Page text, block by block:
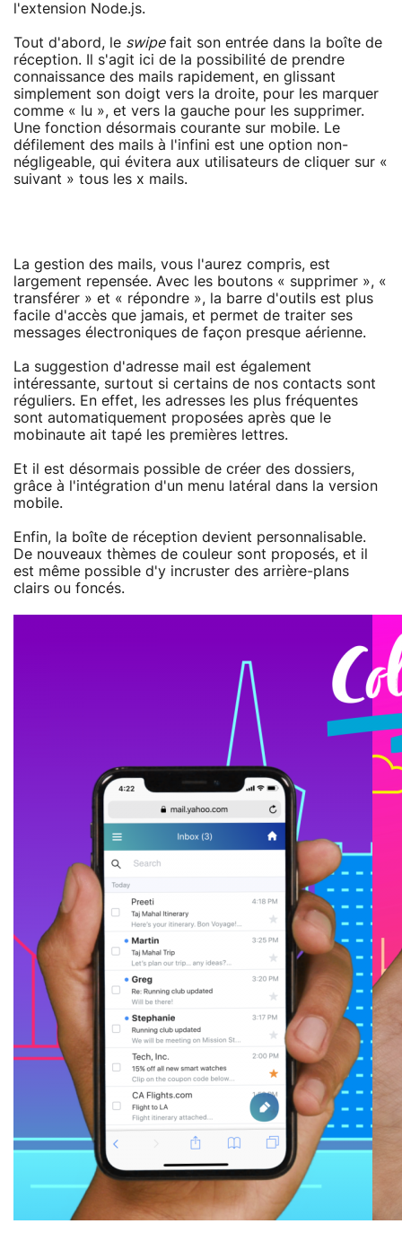
l'extension Node.js.
Tout d'abord, le swipefait son entrée dans la boîte de
réception. Il s'agit ici de la possibilité de prendre
connaissance des mails rapidement, en glissant
simplement son doigt vers la droite, pour les marquer
comme « lu », et vers la gauche pour les supprimer.
Une fonction désormais courante sur mobile. Le
défilement des mails à l'infini est une option non-
négligeable, qui évitera aux utilisateurs de cliquer sur «
suivant » tous les x mails.
La gestion des mails, vous l'aurez compris, est
largement repensée. Avec les boutons « supprimer », «
transférer » et « répondre », la barre d'outils est plus
facile d'accès que jamais, et permet de traiter ses
messages électroniques de façon presque aérienne.
La suggestion d'adresse mail est également
intéressante, surtout si certains de nos contacts sont
réguliers. En effet, les adresses les plus fréquentes
sont automatiquement proposées après que le
mobinaute ait tapé les premières lettres.
Et il est désormais possible de créer des dossiers,
grâce à l'intégration d'un menu latéral dans la version
mobile.
Enfin, la boîte de réception devient personnalisable.
De nouveaux thèmes de couleur sont proposés, et il
est même possible d'y incruster des arrière-plans
clairs ou foncés.